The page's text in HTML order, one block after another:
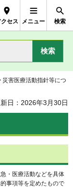
クセス メニュー 検索
災害医療活動指針等につ
日：2026年3月30日
・医療活動などを具体
事項等を定めたもので